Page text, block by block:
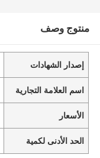
منتوج وصف
إصدار الشهادات
اسم العلامة التجارية
الأسعار
الحد الأدنى لكمية